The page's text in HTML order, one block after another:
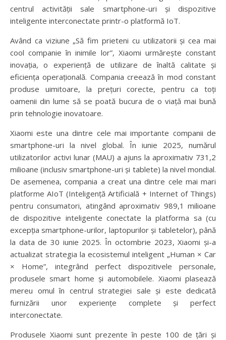
centrul activității sale smartphone-uri și dispozitive
inteligente interconectate printr-o platformă IoT.
Având ca viziune „Să fim prieteni cu utilizatorii și cea mai
cool companie în inimile lor”, Xiaomi urmărește constant
inovația, o experiență de utilizare de înaltă calitate și
eficiența operațională. Compania creează în mod constant
produse uimitoare, la prețuri corecte, pentru ca toți
oamenii din lume să se poată bucura de o viață mai bună
prin tehnologie inovatoare.
Xiaomi este una dintre cele mai importante companii de
smartphone-uri la nivel global. În iunie 2025, numărul
utilizatorilor activi lunar (MAU) a ajuns la aproximativ 731,2
milioane (inclusiv smartphone-uri și tablete) la nivel mondial.
De asemenea, compania a creat una dintre cele mai mari
platforme AIoT (Inteligență Artificială + Internet of Things)
pentru consumatori, atingând aproximativ 989,1 milioane
de dispozitive inteligente conectate la platforma sa (cu
excepția smartphone-urilor, laptopurilor și tabletelor), până
la data de 30 iunie 2025. În octombrie 2023, Xiaomi și-a
actualizat strategia la ecosistemul inteligent „Human × Car
× Home”, integrând perfect dispozitivele personale,
produsele smart home și automobilele. Xiaomi plasează
mereu omul în centrul strategiei sale și este dedicată
furnizării unor experiențe complete și perfect
interconectate.
Produsele Xiaomi sunt prezente în peste 100 de țări și